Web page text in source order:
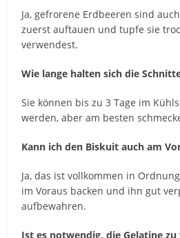
Ja, gefrorene Erdbeeren sind
zuerst auftauen und tupfe sie
verwendest.
Wie lange halten sich die
Sie können bis zu 3 Tage im
werden, aber am besten
Kann ich den Biskuit auch am
Ja, das ist vollkommen in
im Voraus backen und ihn gut
aufbewahren.
Ist es notwendig, die Gelatine zu